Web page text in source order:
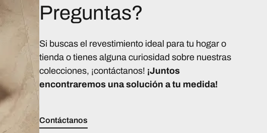
Preguntas?
Si buscas el revestimiento ideal para tu hogar o
tienda o tienes alguna curiosidad sobre nuestras
colecciones, ¡contáctanos! ¡Juntos
encontraremos una solución a tu medida!
Contáctanos